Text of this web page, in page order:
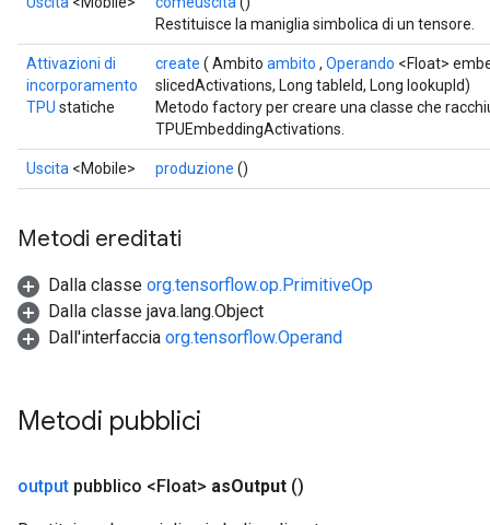
Restituisce la maniglia simbolica di un tensore.
Attivazioni di
incorporamento
TPU statiche
create ( Ambito ambito , Operando <Float>
slicedActivations, Long tableId, Long lookupId)
Metodo factory per creare una classe che
TPUEmbeddingActivations.
Uscita <Mobile> produzione ()
Metodi ereditati
Dalla classe org.tensorflow.op.PrimitiveOp
Dalla classe java.lang.Object
Dall'interfaccia org.tensorflow.Operand
Metodi pubblici
output pubblico <Float> asOutput ()